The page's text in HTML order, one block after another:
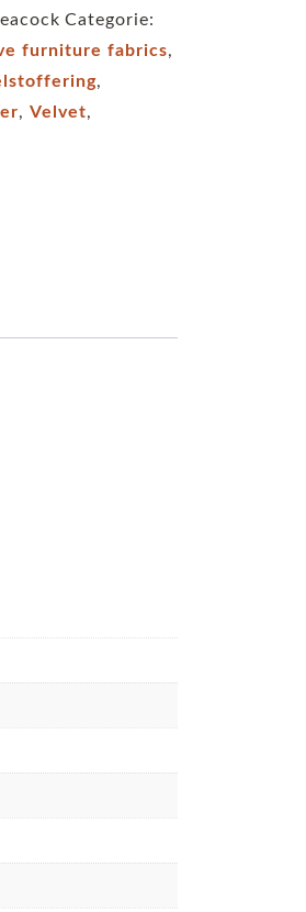
Categorie:
furniture fabrics,
,
,Velvet,